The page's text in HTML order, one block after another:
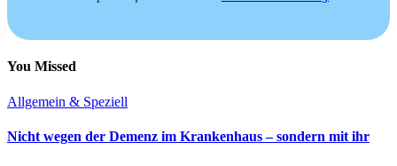
You Missed
Allgemein & Speziell
Nicht wegen der Demenz im Krankenhaus – sondern mit ihr